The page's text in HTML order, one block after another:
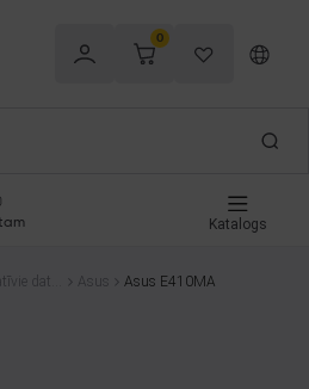
0
Katalogs
dator
Asus Asus E410MA